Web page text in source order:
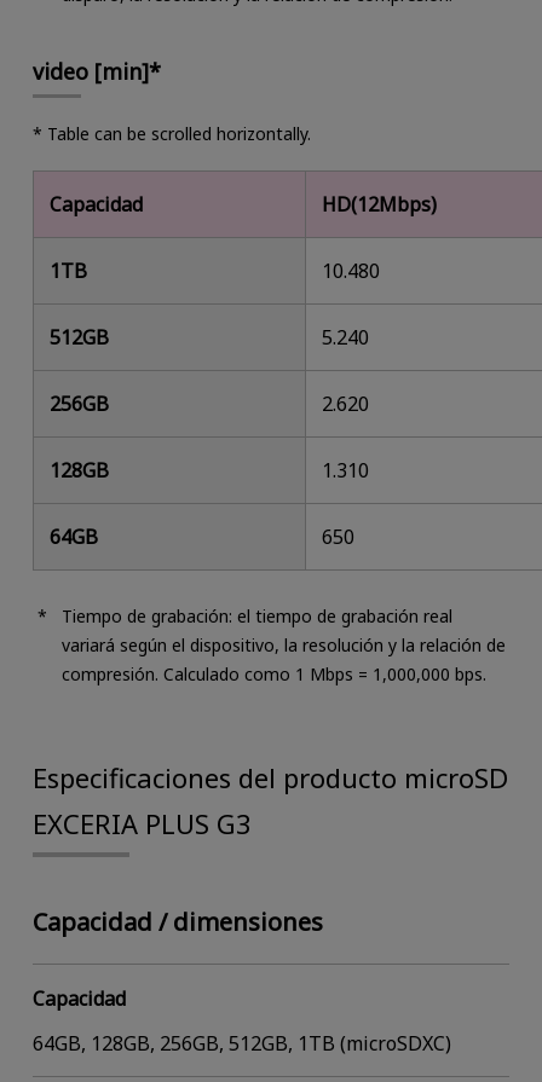
video [min]*
* Table can be scrolled horizontally.
Capacidad HD(12Mbps)
1TB 10.480
512GB 5.240
256GB 2.620
128GB 1.310
64GB 650
Tiempo de grabación: el tiempo de grabación real
variará según el dispositivo, la resolución y la relación de
compresión. Calculado como 1 Mbps = 1,000,000 bps.
Especificaciones del producto microSD
EXCERIA PLUS G3
Capacidad / dimensiones
Capacidad
64GB, 128GB, 256GB, 512GB, 1TB (microSDXC)